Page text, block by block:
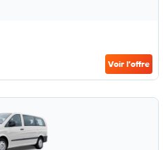
Voir l’offre